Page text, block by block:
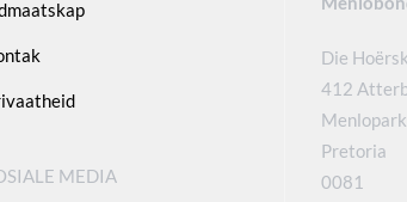
MEDIA
Die
412
Menlopark
Pretoria
0081